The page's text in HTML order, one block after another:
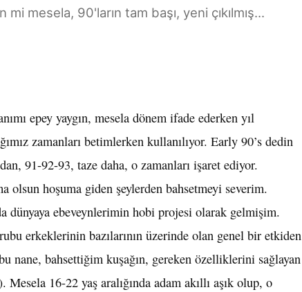
mesela, 90'ların tam başı, yeni çıkılmış...
epey yaygın, mesela dönem ifade ederken yıl
zamanları betimlerken kullanılıyor. Early 90’s dedin
91-92-93, taze daha, o zamanları işaret ediyor.
olsun hoşuma giden şeylerden bahsetmeyi severim.
dünyaya ebeveynlerimin hobi projesi olarak gelmişim.
erkeklerinin bazılarının üzerinde olan genel bir etkiden
nane, bahsettiğim kuşağın, gereken özelliklerini sağlayan
16-22 yaş aralığında adam akıllı aşık olup, o